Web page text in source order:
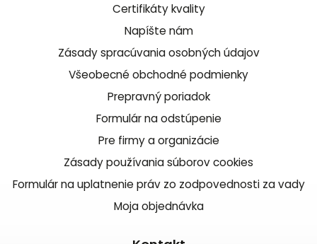
Certifikáty kvality
Napíšte nám
Zásady spracúvania osobných údajov
Všeobecné obchodné podmienky
Prepravný poriadok
Formulár na odstúpenie
Pre firmy a organizácie
Zásady používania súborov cookies
Formulár na uplatnenie práv zo zodpovednosti za vady
Moja objednávka